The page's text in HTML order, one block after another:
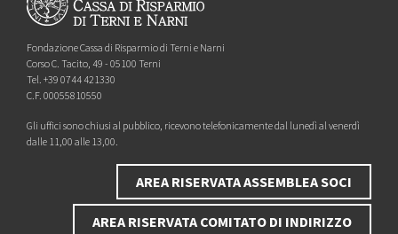
Fondazione Cassa di Risparmio di Terni e Narni
Corso C. Tacito, 49 - 05100 Terni
Tel. +39 0744 421330
C.F. 00055810550
Gli uffici sono chiusi al pubblico, ricevono telefonicamente dal lunedì al venerdì
dalle 11,00 alle 13,00.
AREA RISERVATA ASSEMBLEA SOCI
AREA RISERVATA COMITATO DI INDIRIZZO